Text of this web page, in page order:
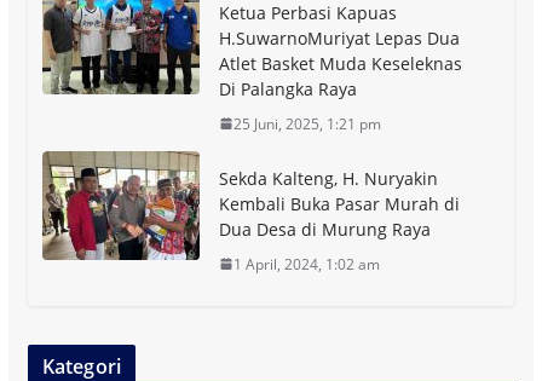
Ketua Perbasi Kapuas
H.SuwarnoMuriyat Lepas Dua
Atlet Basket Muda Keseleknas
Di Palangka Raya
25 Juni, 2025, 1:21 pm
Sekda Kalteng, H. Nuryakin
Kembali Buka Pasar Murah di
Dua Desa di Murung Raya
1 April, 2024, 1:02 am
Kategori